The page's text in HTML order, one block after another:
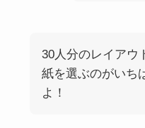
30人分のレイアウ
紙を選ぶのがいち
よ！